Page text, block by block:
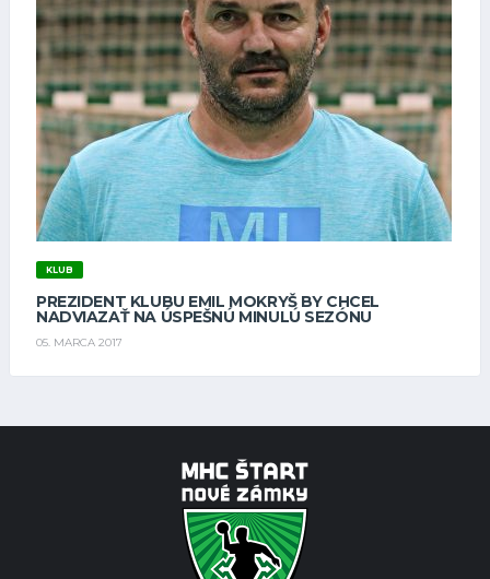
KLUB
PREZIDENT KLUBU EMIL MOKRYŠ BY CHCEL
NADVIAZAŤ NA ÚSPEŠNÚ MINULÚ SEZÓNU
05. MARCA 2017